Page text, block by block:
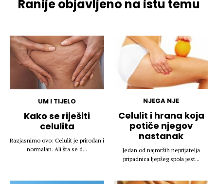
Ranije objavljeno na istu temu
UM I TIJELO
Kako se riješiti
celulita
Razjasnimo ovo: Celulit je prirodan i
normalan. Ali šta se d...
NJEGA NJE
Celulit i hrana koja
potiče njegov
nastanak
Jedan od najmržih neprijatelja
pripadnica ljepšeg spola jest...